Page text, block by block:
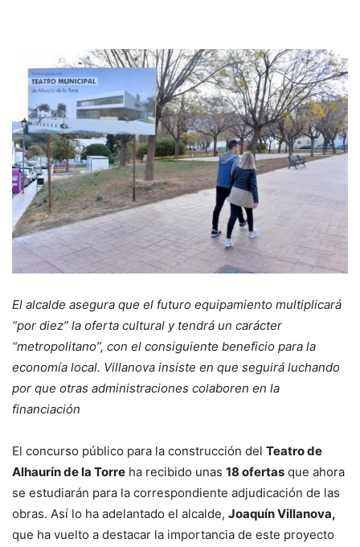
El alcalde asegura que el futuro equipamiento multiplicará
“por diez” la oferta cultural y tendrá un carácter
“metropolitano”, con el consiguiente beneficio para la
economía local. Villanova insiste en que seguirá luchando
por que otras administraciones colaboren en la
financiación
El concurso público para la construcción del Teatro de
Alhaurín de la Torre ha recibido unas 18 ofertas que ahora
se estudiarán para la correspondiente adjudicación de las
obras. Así lo ha adelantado el alcalde, Joaquín Villanova,
que ha vuelto a destacar la importancia de este proyecto